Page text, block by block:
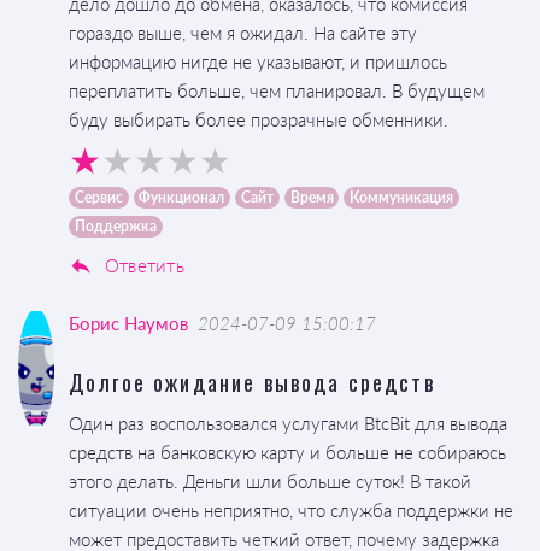
гораздо выше, чем я ожидал. На сайте эту
информацию нигде не указывают, и пришлось
переплатить больше, чем планировал. В будущем
буду выбирать более прозрачные обменники.
Сервис Функционал Сайт Время
Коммуникация
Поддержка
Ответить
Борис Наумов 2024-07-09 15:00:17
Долгое ожидание вывода средств
Один раз воспользовался услугами BtcBit для вывода
средств на банковскую карту и больше не собираюсь
этого делать. Деньги шли больше суток! В такой
ситуации очень неприятно, что служба поддержки не
может предоставить четкий ответ, почему задержка